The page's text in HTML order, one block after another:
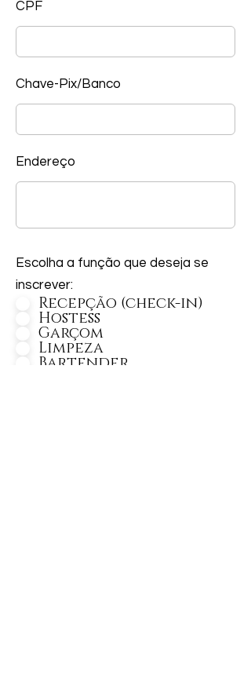
CPF
Chave-Pix/Banco
Endereço
Escolha a função que deseja se
inscrever:
Recepção (check-in)
Hostess
Garçom
Limpeza
Bartender